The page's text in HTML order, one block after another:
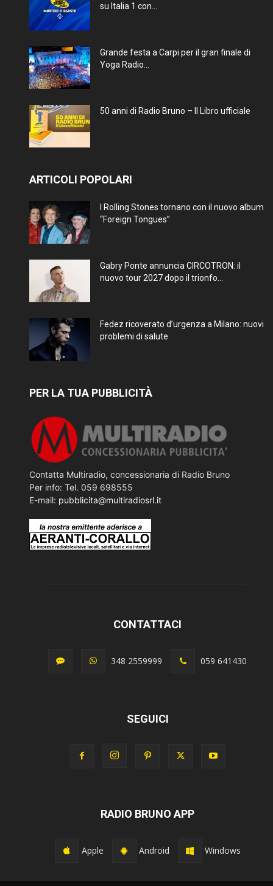
su Italia 1 con...
Grande festa a Carpi per il gran finale di
Yoga Radio...
50 anni di Radio Bruno – Il Libro ufficiale
ARTICOLI POPOLARI
I Rolling Stones tornano con il nuovo album
“Foreign Tongues”
Gabry Ponte annuncia CIRCOTRON: il
nuovo tour 2027 dopo il trionfo...
Fedez ricoverato d’urgenza a Milano: nuovi
problemi di salute
PER LA TUA PUBBLICITÀ
Contatta Multiradio, concessionaria di Radio Bruno
Per info: Tel. 059 698555
E-mail: pubblicita@multiradiosrl.it
CONTATTACI
348 2559999 059 641430
SEGUICI
RADIO BRUNO APP
Apple Android Windows